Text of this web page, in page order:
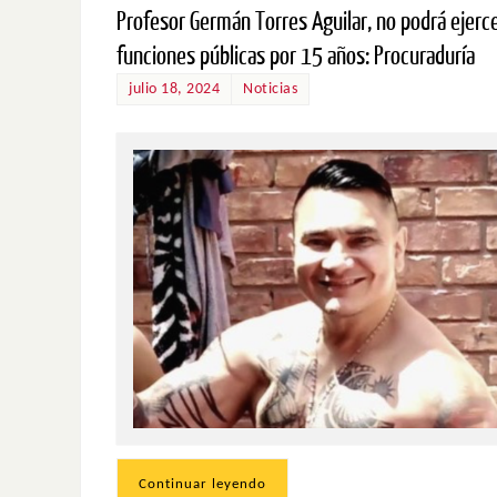
Profesor Germán Torres Aguilar, no podrá
funciones públicas por 15 años: Procuraduría
julio 18, 2024 Noticias
Continuar leyendo